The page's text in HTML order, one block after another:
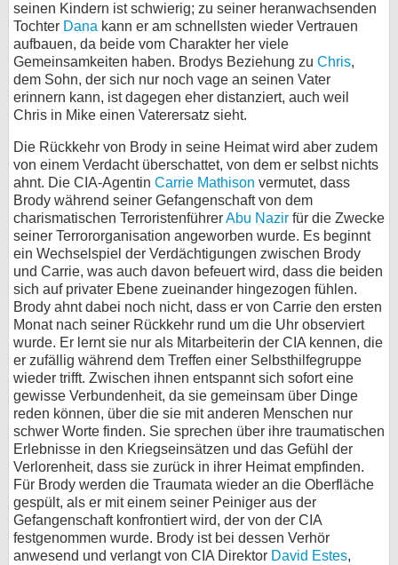
seinen Kindern ist schwierig; zu seiner heranwachsenden
Tochter Dana kann er am schnellsten wieder Vertrauen
aufbauen, da beide vom Charakter her viele
Gemeinsamkeiten haben. Brodys Beziehung zu Chris,
dem Sohn, der sich nur noch vage an seinen Vater
erinnern kann, ist dagegen eher distanziert, auch weil
Chris in Mike einen Vaterersatz sieht.
Die Rückkehr von Brody in seine Heimat wird aber zudem
von einem Verdacht überschattet, von dem er selbst nichts
ahnt. Die CIA-Agentin Carrie Mathison vermutet, dass
Brody während seiner Gefangenschaft von dem
charismatischen TerroristenführerAbu Nazir für die Zwecke
seiner Terrororganisation angeworben wurde. Es beginnt
ein Wechselspiel der Verdächtigungen zwischen Brody
und Carrie, was auch davon befeuert wird, dass die beiden
sich auf privater Ebene zueinander hingezogen fühlen.
Brody ahnt dabei noch nicht, dass er von Carrie den ersten
Monat nach seiner Rückkehr rund um die Uhr observiert
wurde. Er lernt sie nur als Mitarbeiterin der CIA kennen, die
er zufällig während dem Treffen einer Selbsthilfegruppe
wieder trifft. Zwischen ihnen entspannt sich sofort eine
gewisse Verbundenheit, da sie gemeinsam über Dinge
reden können, über die sie mit anderen Menschen nur
schwer Worte finden. Sie sprechen über ihre traumatischen
Erlebnisse in den Kriegseinsätzen und das Gefühl der
Verlorenheit, dass sie zurück in ihrer Heimat empfinden.
Für Brody werden die Traumata wieder an die Oberfläche
gespült, als er mit einem seiner Peiniger aus der
Gefangenschaft konfrontiert wird, der von der CIA
festgenommen wurde. Brody ist bei dessen Verhör
anwesend und verlangt von CIA Direktor David Estes,